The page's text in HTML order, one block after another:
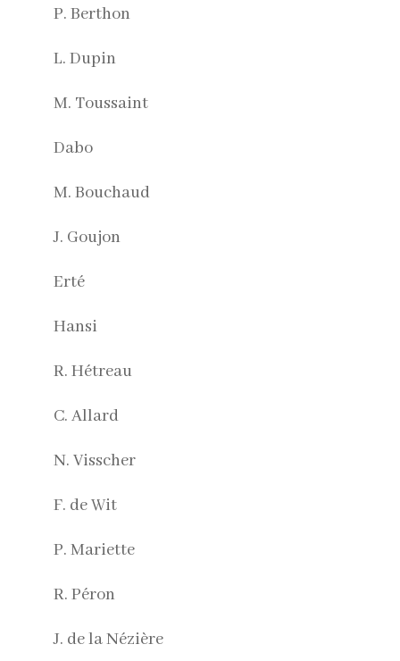
P. Berthon
L. Dupin
M. Toussaint
Dabo
M. Bouchaud
J. Goujon
Erté
Hansi
R. Hétreau
C. Allard
N. Visscher
F. de Wit
P. Mariette
R. Péron
J. de la Nézière